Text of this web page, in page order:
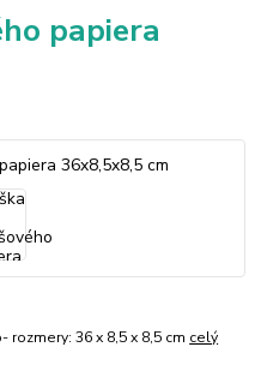
papiera
rozmery: 36 x 8,5 x 8,5 cm celý